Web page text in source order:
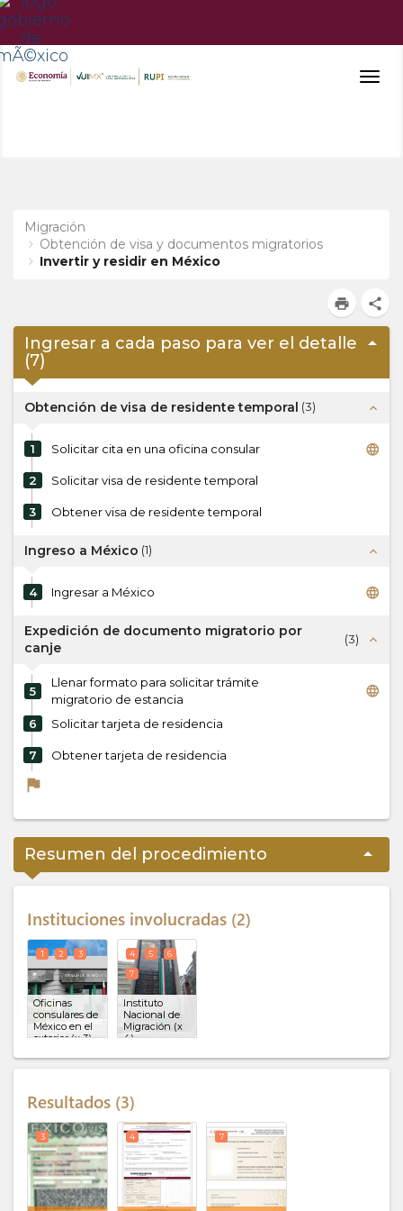
Migración
Obtención de visa y documentos migratorios
Invertir y residir en México
print share
Ingresar a cada paso para ver el detalle
(7)
arrow_drop_up
Obtención de visa de residente temporal (3) expand_less
1 Solicitar cita en una oficina consular language
2 Solicitar visa de residente temporal
3 Obtener visa de residente temporal
Ingreso a México (1) expand_less
4 Ingresar a México language
Expedición de documento migratorio por
canje
(3) expand_less
5
Llenar formato para solicitar trámite
migratorio de estancia
language
6 Solicitar tarjeta de residencia
7 Obtener tarjeta de residencia
flag
arrow_drop_up
Resumen del procedimiento
Instituciones involucradas 2
Oficinas
consulares de
México en el
exterior (x 3)
1 2 3
Instituto
Nacional de
Migración (x
4)
4 5
6
7
Resultados 3
3 4 7